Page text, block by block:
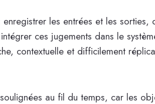
les entrées et les sorties,
ces jugements dans le
contextuelle et difficilement
au fil du temps, car les